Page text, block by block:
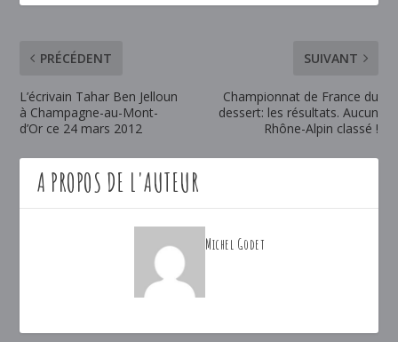
PRÉCÉDENT
L’écrivain Tahar Ben Jelloun
à Champagne-au-Mont-
d’Or ce 24 mars 2012
SUIVANT
Championnat de France du
dessert: les résultats. Aucun
Rhône-Alpin classé !
A PROPOS DE L'AUTEUR
Michel Godet